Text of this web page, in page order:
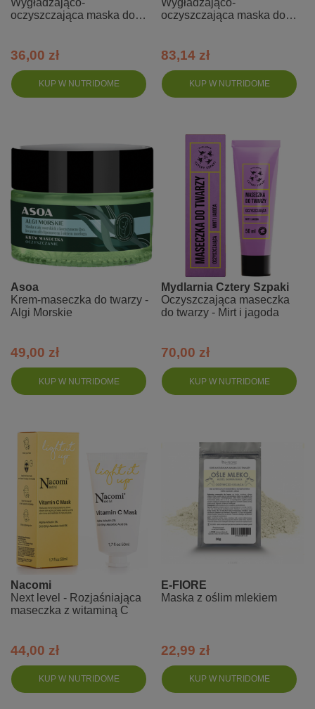
KUP W NUTRIDOME
oczyszczająca maska do
36,00 zł
KUP W NUTRIDOME
oczyszczająca maska do
83,14 zł
KUP W NUTRIDOME
Asoa
Krem-maseczka do twarzy -
Algi Morskie
49,00 zł
KUP W NUTRIDOME
Mydlarnia Cztery Szpaki
Oczyszczająca maseczka
do twarzy - Mirt i jagoda
70,00 zł
KUP W NUTRIDOME
Nacomi
Next level - Rozjaśniająca
maseczka z witaminą C
44,00 zł
KUP W NUTRIDOME
E-FIORE
Maska z oślim mlekiem
22,99 zł